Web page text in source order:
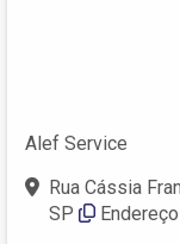
Alef Service
Rua Cássia
SP